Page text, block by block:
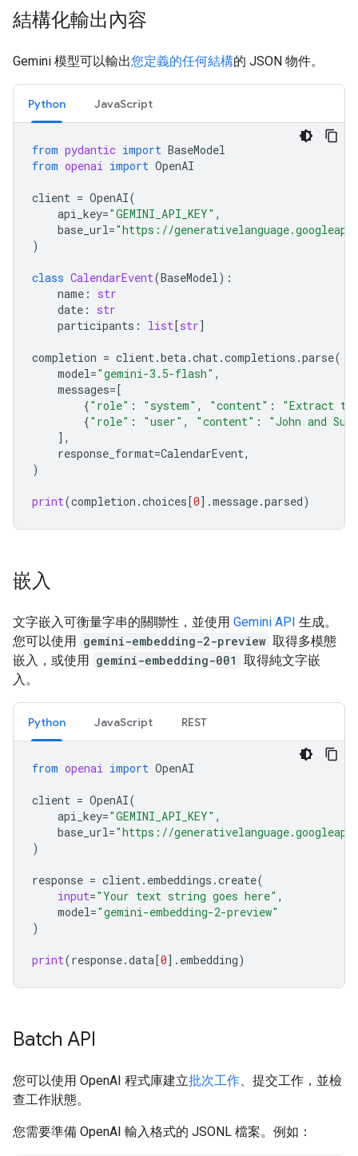
結構化輸出內容
Gemini 模型可以輸出您定義的任何結構的 JSON 物件。
Python JavaScript
from pydantic import BaseModel
from openai import OpenAI
client = OpenAI(
api_key="GEMINI_API_KEY" ,
base_url="https://
)
class CalendarEvent(BaseModel):
name :
str
date :
str
participants : list[str]
completion = client.beta.chat.completions .parse(
model="gemini-3.5-flash" ,
messages=[
{"role" : "system" , "content" :
"Extract
{"role" : "user" , "content" :
"John and
],
response_format=CalendarEvent,
)
print(completion .choices[0] .message.parsed)
嵌入
文字嵌入可衡量字串的關聯性，並使用 Gemini API 生成。
您可以使用 gemini-embedding-2-preview 取得多模態
嵌入，或使用 gemini-embedding-001 取得純文字嵌
入。
Python JavaScript REST
from openai import OpenAI
client = OpenAI(
api_key="GEMINI_API_KEY" ,
base_url="https://
)
response = client. embeddings .create(
input="Your text string goes here" ,
model="gemini-embedding-2-preview"
)
print(response.data[0] . embedding)
Batch API
您可以使用 OpenAI 程式庫建立批次工作、提交工作，並檢
查工作狀態。
您需要準備 OpenAI 輸入格式的 JSONL 檔案。例如：